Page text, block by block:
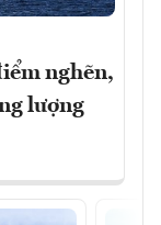
nghẽn,
lượng